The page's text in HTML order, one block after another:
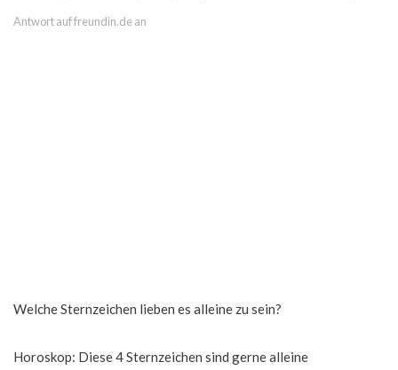
Antwort auf freundin.de an
Welche Sternzeichen lieben es alleine zu sein?
Horoskop: Diese 4 Sternzeichen sind gerne alleine